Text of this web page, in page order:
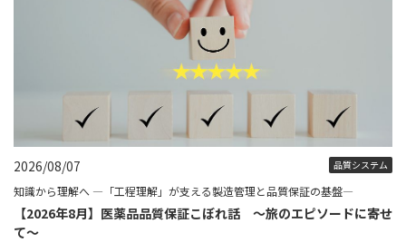
2026/08/07 品質システム
知識から理解へ ―「工程理解」が支える製造管理と品質保証の基盤―
【2026年8月】医薬品品質保証こぼれ話 ～旅のエピソードに寄せ
て～